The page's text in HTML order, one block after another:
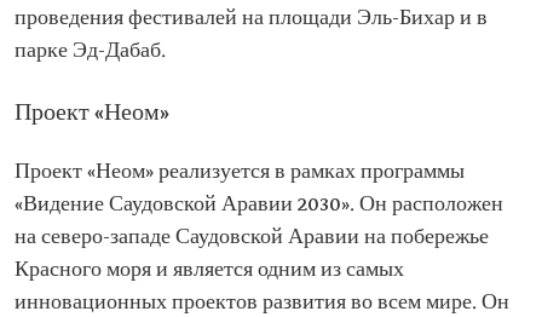
проведения фестивалей на площади Эль-Бихар и в
парке Эд-Дабаб.
Проект «Неом»
Проект «Неом» реализуется в рамках программы
«Видение Саудовской Аравии 2030». Он расположен
на северо-западе Саудовской Аравии на побережье
Красного моря и является одним из самых
инновационных проектов развития во всем мире. Он